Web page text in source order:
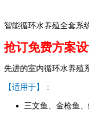
智能循环水养殖全套系
抢订免费方案设
先进的室内循环水养殖
【适用于】：
三文鱼、金枪鱼